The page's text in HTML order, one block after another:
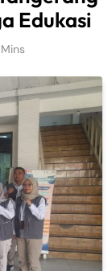
Edukasi